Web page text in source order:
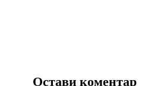
Остави коментар